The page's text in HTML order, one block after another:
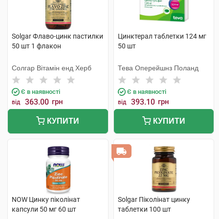
Solgar Флаво-цинк пастилки
50 шт 1 флакон
Солгар Вітамін енд Херб
Є в наявності
від 363.00 грн
КУПИТИ
Цинктерал таблетки 124 мг
50 шт
Тева Оперейшнз Поланд
Є в наявності
від 393.10 грн
КУПИТИ
NOW Цинку піколінат
капсули 50 мг 60 шт
Solgar Піколінат цинку
таблетки 100 шт